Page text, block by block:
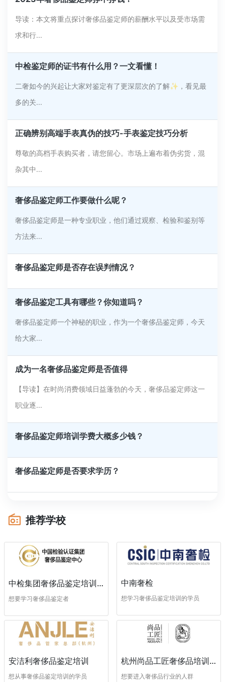
导读：本文将重点探讨奢侈品鉴定师的薪酬水平以及受市场需
求和行...
中检鉴定师的证书有什么用？一文看懂！
二奢如今的兴起让大家对鉴定有了更深层次的了解✨，看见最
多的关...
正确辨别高端手表真伪的技巧-手表鉴定技巧分析
尊敬的高档手表购买者，请您留心。市场上遍布着伪劣货，混
杂其中...
奢侈品鉴定师工作要做什么呢？
奢侈品鉴定师是一种专业职业，他们通过观察、检验和鉴别等
方法来...
奢侈品鉴定师是否存在误判情况？
奢侈品鉴定工具有哪些？你知道吗？
奢侈品鉴定师一个神秘的职业，作为一个奢侈品鉴定师，今天
给大家...
成为一名奢侈品鉴定师是否值得
【导读】在时尚消费领域日益蓬勃的今天，奢侈品鉴定师这一
职业逐...
奢侈品鉴定师培训学费大概多少钱？
奢侈品鉴定师是否要求学历？
推荐学校
中检集团奢侈品鉴定培训中心
想要学习奢侈品鉴定者
中南奢检
想学习奢侈品鉴定培训的学员
安洁利奢侈品鉴定培训
想从事奢侈品鉴定培训的学员
杭州尚品工匠奢侈品培训学校
想要进入奢侈品行业的人群